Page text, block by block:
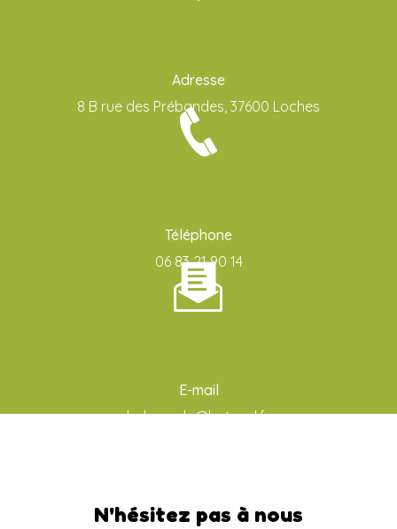
Adresse
8 B rue des Prébandes, 37600 Loches
Téléphone
06 83 21 90 14
E-mail
ludo-aude@hotmail.fr
N'hésitez pas à nous